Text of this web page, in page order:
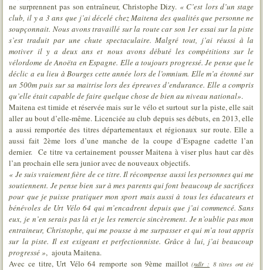
ne surprennent pas son entraîneur, Christophe Dizy. « C’est lors d’un stage
club, il y a 3 ans que j’ai décelé chez Maitena des qualités que personne ne
soupçonnait. Nous avons travaillé sur la route car son 1er essai sur la piste
s’est traduit par une chute spectaculaire. Malgré tout, j’ai réussi à la
motiver il y a deux ans et nous avons débuté les compétitions sur le
vélordome de Anoëta en Espagne. Elle a toujours progressé. Je pense que le
déclic a eu lieu à Bourges cette année lors de l’omnium. Elle m’a étonné sur
un 500m puis sur sa maitrise lors des épreuves d’endurance. Elle a compris
qu’elle était capable de faire quelque chose de bien au niveau national».
Maitena est timide et réservée mais sur le vélo et surtout sur la piste, elle sait
aller au bout d’elle-même. Licenciée au club depuis ses débuts, en 2013, elle
a aussi remportée des titres départementaux et régionaux sur route. Elle a
aussi fait 2ème lors d’une manche de la coupe d’Espagne cadette l’an
dernier. Ce titre va certainement pousser Maitena à viser plus haut car dès
l’an prochain elle sera junior avec de nouveaux objectifs.
« Je suis vraiement fière de ce titre. Il récompense aussi les personnes qui me
soutiennent. Je pense bien sur à mes parents qui font beaucoup de sacrifices
pour que je puisse pratiquer mon sport mais aussi à tous les éducateurs et
bénévoles de Urt Vélo 64 qui m’encadrent depuis que j’ai commencé. Sans
eux, je n’en serais pas là et je les remercie sincèrement. Je n’oublie pas mon
entraineur, Christophe, qui me pousse à me surpasser et qui m’a tout appris
sur la piste. Il est exigeant et perfectionniste. Grâce à lui, j’ai beaucoup
progressé », ajouta Maitena.
Avec ce titre, Urt Vélo 64 remporte son 9ème maillot(ndlr : 8 titres ont été